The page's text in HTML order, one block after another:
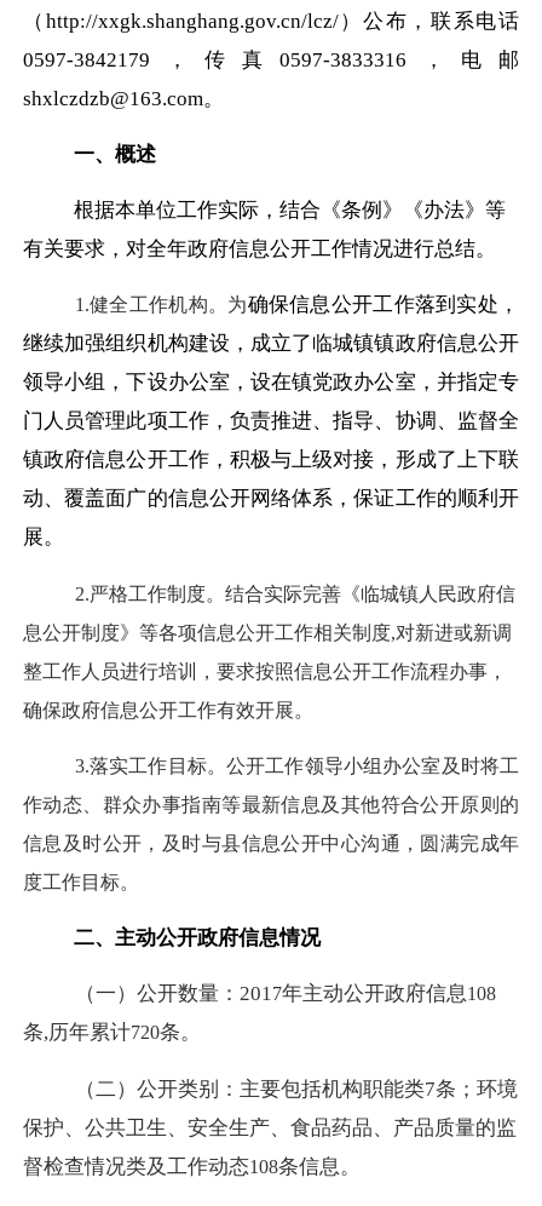
（http://xxgk.shanghang.gov.cn/lcz/）公布，联系电话
0597-3842179，传真0597-3833316，电邮
shxlczdzb@163.com。
一、概述
根据本单位工作实际，结合《条例》《办法》等
有关要求，对全年政府信息公开工作情况进行总结。
1.健全工作机构。为确保信息公开工作落到实处，
继续加强组织机构建设，成立了临城镇镇政府信息公开
领导小组，下设办公室，设在镇党政办公室，并指定专
门人员管理此项工作，负责推进、指导、协调、监督全
镇政府信息公开工作，积极与上级对接，形成了上下联
动、覆盖面广的信息公开网络体系，保证工作的顺利开
展。
2.严格工作制度。结合实际完善《临城镇人民政府信
息公开制度》等各项信息公开工作相关制度,对新进或新调
整工作人员进行培训，要求按照信息公开工作流程办事，
确保政府信息公开工作有效开展。
3.落实工作目标。公开工作领导小组办公室及时将工
作动态、群众办事指南等最新信息及其他符合公开原则的
信息及时公开，及时与县信息公开中心沟通，圆满完成年
度工作目标。
二、主动公开政府信息情况
（一）公开数量： 2017年主动公开政府信息108
条,历年累计720条。
（二）公开类别：主要包括机构职能类7条；环境
保护、公共卫生、安全生产、食品药品、产品质量的监
督检查情况类及工作动态108条信息。